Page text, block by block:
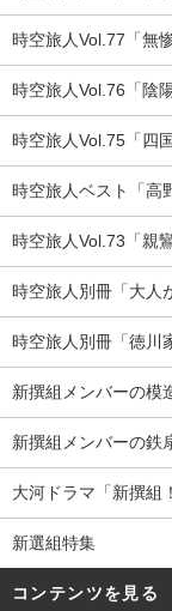
時空旅人Vol.77「無
時空旅人Vol.76「陰
時空旅人Vol.75「四
時空旅人ベスト「高
時空旅人Vol.73「親
時空旅人別冊「大人
時空旅人別冊「徳川
新撰組メンバーの模
新撰組メンバーの鉄
大河ドラマ「新撰組
新選組特集
コンテンツを見る